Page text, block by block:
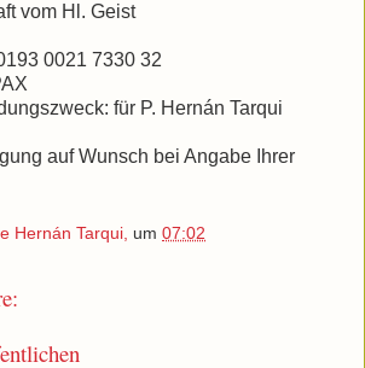
vom Hl. Geist
0021 7330 32
für P. Hernán Tarqui
auf Wunsch bei Angabe Ihrer
Hernán Tarqui, um 07:02